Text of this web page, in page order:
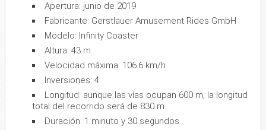
Apertura: junio de 2019
Fabricante: Gerstlauer Amusement Rides GmbH
Modelo: Infinity Coaster
Altura: 43 m
Velocidad máxima: 106.6 km/h
Inversiones: 4
Longitud: aunque las vías ocupan 600 m, la longitud
total del recorrido será de 830 m
Duración: 1 minuto y 30 segundos